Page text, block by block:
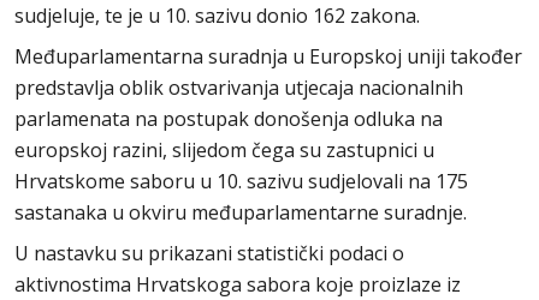
sudjeluje, te je u 10. sazivu donio 162 zakona.
Međuparlamentarna suradnja u Europskoj uniji također
predstavlja oblik ostvarivanja utjecaja nacionalnih
parlamenata na postupak donošenja odluka na
europskoj razini, slijedom čega su zastupnici u
Hrvatskome saboru u 10. sazivu sudjelovali na 175
sastanaka u okviru međuparlamentarne suradnje.
U nastavku su prikazani statistički podaci o
aktivnostima Hrvatskoga sabora koje proizlaze iz